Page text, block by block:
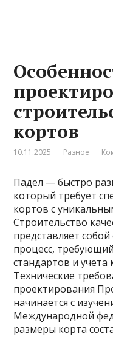
кортов
10.11.2025 Разное
Падел — быстро
который требует
кортов с
Строительство
представляет
процесс,
стандартов и
Технические
проектирования
начинается с
Международной
размеры корта